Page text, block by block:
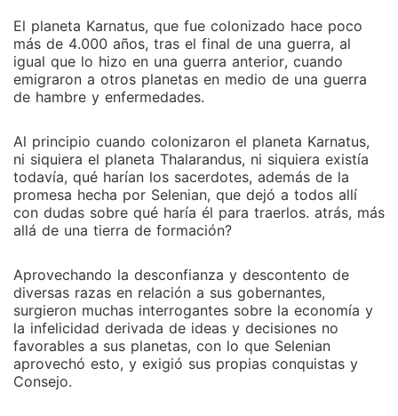
El planeta Karnatus, que fue colonizado hace poco
más de 4.000 años, tras el final de una guerra, al
igual que lo hizo en una guerra anterior, cuando
emigraron a otros planetas en medio de una guerra
de hambre y enfermedades.
Al principio cuando colonizaron el planeta Karnatus,
ni siquiera el planeta Thalarandus, ni siquiera existía
todavía, qué harían los sacerdotes, además de la
promesa hecha por Selenian, que dejó a todos allí
con dudas sobre qué haría él para traerlos. atrás, más
allá de una tierra de formación?
Aprovechando la desconfianza y descontento de
diversas razas en relación a sus gobernantes,
surgieron muchas interrogantes sobre la economía y
la infelicidad derivada de ideas y decisiones no
favorables a sus planetas, con lo que Selenian
aprovechó esto, y exigió sus propias conquistas y
Consejo.